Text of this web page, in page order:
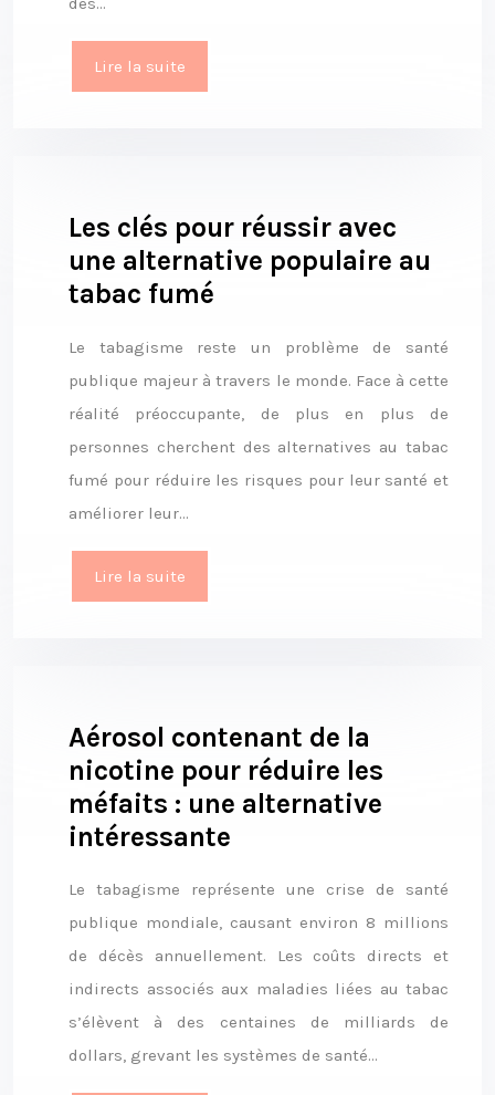
Lire la suite
Les clés pour réussir avec
une alternative populaire au
tabac fumé
Le tabagisme reste un problème de santé
publique majeur à travers le monde. Face à cette
réalité préoccupante, de plus en plus de
personnes cherchent des alternatives au tabac
fumé pour réduire les risques pour leur santé et
améliorer leur…
Lire la suite
Aérosol contenant de la
nicotine pour réduire les
méfaits : une alternative
intéressante
Le tabagisme représente une crise de santé
publique mondiale, causant environ 8 millions
de décès annuellement. Les coûts directs et
indirects associés aux maladies liées au tabac
s’élèvent à des centaines de milliards de
dollars, grevant les systèmes de santé…